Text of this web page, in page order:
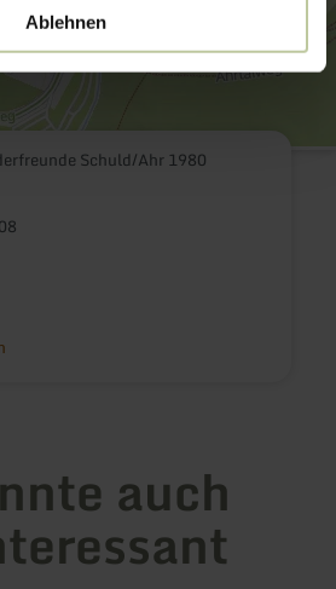
Ablehnen
Schuld/Ahr 1980
auch